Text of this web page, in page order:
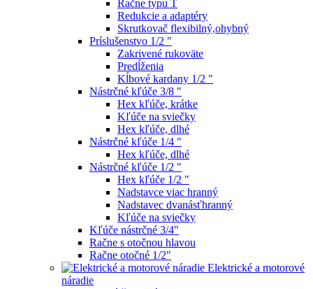
Račne typu T
Redukcie a adaptéry
Skrutkovač flexibilný,ohybný
Príslušenstvo 1/2 "
Zakrivené rukoväte
Predĺženia
Kĺbové kardany 1/2 "
Nástrčné kľúče 3/8 "
Hex kľúče, krátke
Kľúče na sviečky
Hex kľúče, dlhé
Nástrčné kľúče 1/4 "
Hex kľúče, dlhé
Nástrčné kľúče 1/2 "
Hex kľúče 1/2 "
Nadstavce viac hranný
Nadstavec dvanásťhranný
Kľúče na sviečky
Kľúče nástrčné 3/4"
Račne s otočnou hlavou
Račne otočné 1/2"
Elektrické a motorové
náradie